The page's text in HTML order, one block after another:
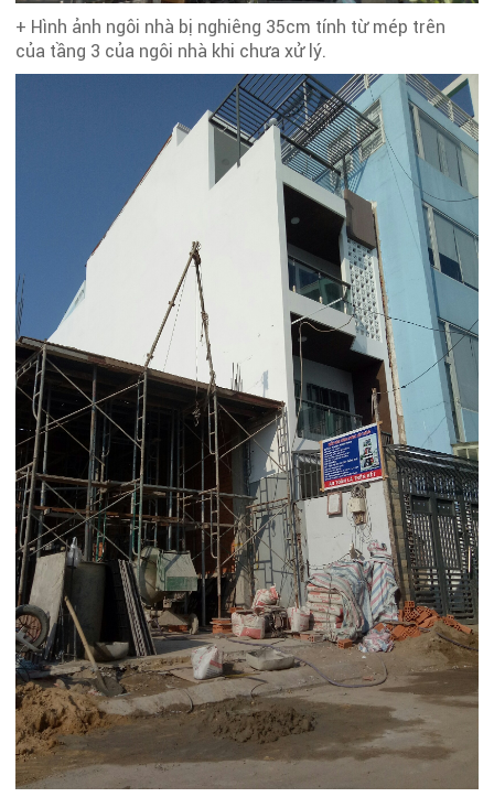
+ Hình ảnh ngôi nhà bị nghiêng 35cm tính từ mép trên
của tầng 3 của ngôi nhà khi chưa xử lý.